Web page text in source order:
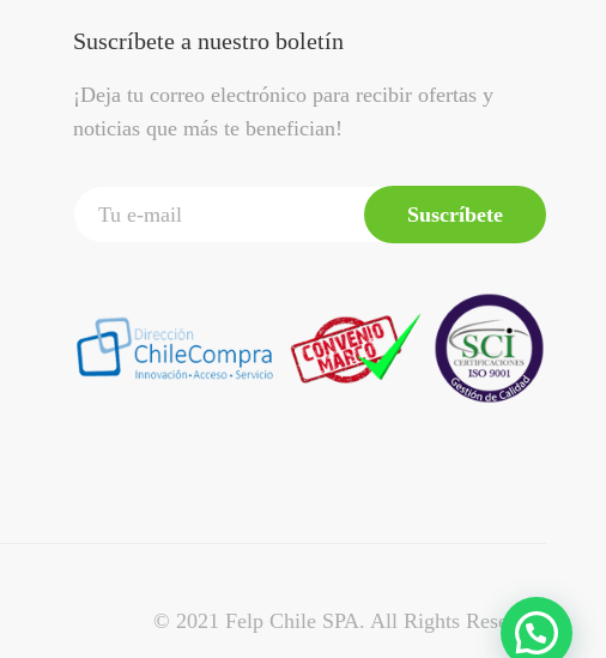
Suscríbete a nuestro boletín
¡Deja tu correo electrónico para recibir ofertas y
noticias que más te benefician!
Suscríbete
© 2021 Felp Chile SPA. All Rights Reserved